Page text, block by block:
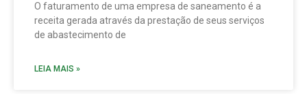
O faturamento de uma empresa de saneamento é a
receita gerada através da prestação de seus serviços
de abastecimento de
LEIA MAIS »